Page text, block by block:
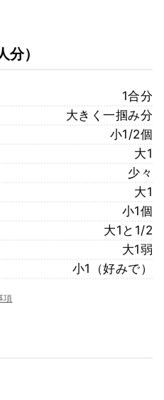
）
1合分
大きく一掴み分
小1/2個
大1
少々
大1
小1個
大1と1/2
大1弱
小1（好みで）
項